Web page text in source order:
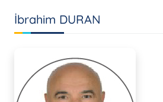
İbrahim DURAN